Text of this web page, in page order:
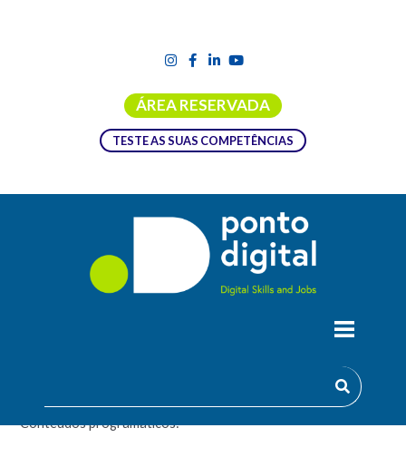
ÁREA RESERVADA
TESTE AS SUAS COMPETÊNCIAS
Conteúdos programáticos: